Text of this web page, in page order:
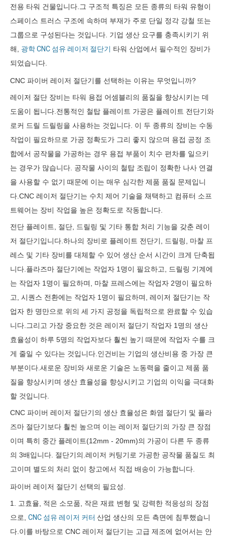
전용 타워 건물입니다.그 구조적 특징은 모든 종류의 타워 유형이
스페이스 트러스 구조에 속하며 부재가 주로 단일 정각 강철 또는
그룹으로 구성된다는 것입니다. 기업 생산 요구를 충족시키기 위
해, 광학 CNC 섬유 레이저 절단기 타워 산업에서 필수적인 장비가
되었습니다.
CNC 파이버 레이저 절단기를 선택하는 이유는 무엇입니까?
레이저 절단 장비는 타워 용접 어셈블리의 품질을 향상시키는 데
도움이 됩니다.전통적인 철탑 플레이트 가공은 플레이트 전단기와
로커 드릴 드릴링을 사용하는 것입니다. 이 두 종류의 장비는 수동
작업이 필요하므로 가공 정확도가 그리 좋지 않으며 용접 공정 조
합에서 공작물을 가공하는 경우 용접 부품이 치수 편차를 일으키
는 경우가 많습니다. 공작물 사이의 철탑 조립이 정확한 나사 연결
을 사용할 수 없기 때문에 이는 매우 심각한 제품 품질 문제입니
다.CNC 레이저 절단기는 수치 제어 기술을 채택하고 컴퓨터 소프
트웨어는 장비 작업을 높은 정확도로 작동합니다.
전단 플레이트, 절단, 드릴링 및 기타 통합 처리 기능을 갖춘 레이
저 절단기입니다.하나의 장비로 플레이트 전단기, 드릴링, 마찰 프
레스 및 기타 장비를 대체할 수 있어 생산 순서 시간이 크게 단축됩
니다.플라즈마 절단기에는 작업자 1명이 필요하고, 드릴링 기계에
는 작업자 1명이 필요하며, 마찰 프레스에는 작업자 2명이 필요하
고, 시퀀스 전환에는 작업자 1명이 필요하며, 레이저 절단기는 작
업자 한 명만으로 위의 세 가지 공정을 독립적으로 완료할 수 있습
니다.그리고 가장 중요한 것은 레이저 절단기 작업자 1명의 생산
효율성이 하루 5명의 작업자보다 훨씬 높기 때문에 작업자 수를 크
게 줄일 수 있다는 것입니다.인건비는 기업의 생산비용 중 가장 큰
부분이다.새로운 장비와 새로운 기술은 노동력을 줄이고 제품 품
질을 향상시키며 생산 효율성을 향상시키고 기업의 이익을 극대화
할 것입니다.
CNC 파이버 레이저 절단기의 생산 효율성은 화염 절단기 및 플라
즈마 절단기보다 훨씬 높으며 이는 레이저 절단기의 가장 큰 장점
이며 특히 중간 플레이트(12mm - 20mm)의 가공이 다른 두 종류
의 3배입니다. 절단기의.레이저 커팅기로 가공한 공작물 품질도 최
고이며 별도의 처리 없이 창고에서 직접 배송이 가능합니다.
파이버 레이저 절단기 선택의 필요성.
1. 고효율, 적은 소모품, 작은 재료 변형 및 강력한 적응성의 장점
으로, CNC 섬유 레이저 커터 산업 생산의 모든 측면에 침투했습니
다.이를 바탕으로 CNC 레이저 절단기는 고급 제조에 없어서는 안